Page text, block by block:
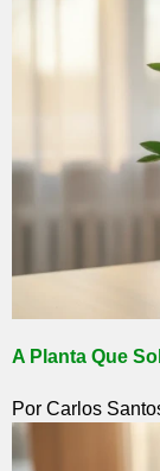
A Planta Que
Por Carlos